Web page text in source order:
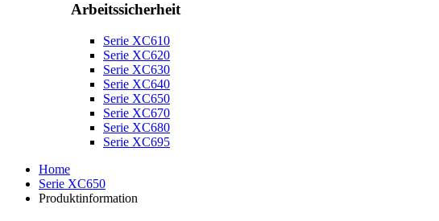
Arbeitssicherheit
Serie XC610
Serie XC620
Serie XC630
Serie XC640
Serie XC650
Serie XC670
Serie XC680
Serie XC695
Home
Serie XC650
Produktinformation